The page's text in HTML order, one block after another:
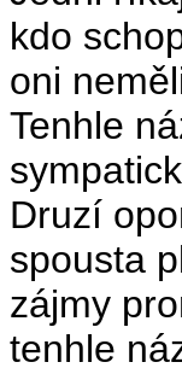
kdo
oni
Tenhle
Druzí
spousta
zájmy
tenhle